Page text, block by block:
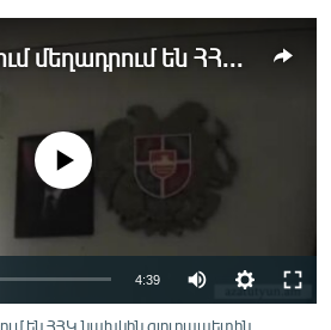
Հնաբերդ գյուղում մեղադրում են ՀՀԿ նախկին գյուղապետին
source currently available
4:39
են ՀՀԿ նախկին գյուղապետին